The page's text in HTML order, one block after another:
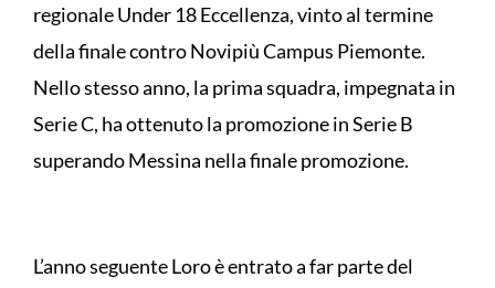
regionale Under 18 Eccellenza, vinto al termine
della finale contro Novipiù Campus Piemonte.
Nello stesso anno, la prima squadra, impegnata in
Serie C, ha ottenuto la promozione in Serie B
superando Messina nella finale promozione.
L’anno seguente Loro è entrato a far parte del